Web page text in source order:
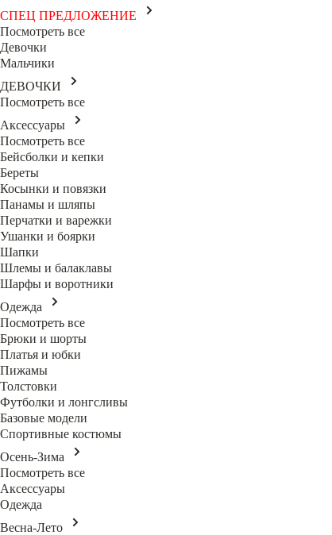
СПЕЦ ПРЕДЛОЖЕНИЕ
Посмотреть все
Девочки
Мальчики
ДЕВОЧКИ
Посмотреть все
Аксессуары
Посмотреть все
Бейсболки и кепки
Береты
Косынки и повязки
Панамы и шляпы
Перчатки и варежки
Ушанки и боярки
Шапки
Шлемы и балаклавы
Шарфы и воротники
Одежда
Посмотреть все
Брюки и шорты
Платья и юбки
Пижамы
Толстовки
Футболки и лонгсливы
Базовые модели
Спортивные костюмы
Осень-Зима
Посмотреть все
Аксессуары
Одежда
Весна-Лето